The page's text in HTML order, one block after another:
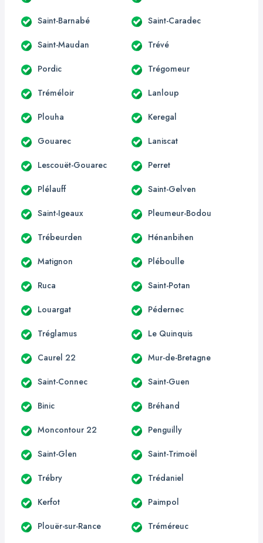
Saint-Barnabé Saint-Caradec
Saint-Maudan Trévé
Pordic Trégomeur
Tréméloir Lanloup
Plouha Keregal
Gouarec Laniscat
Lescouët-Gouarec Perret
Plélauff Saint-Gelven
Saint-Igeaux Pleumeur-Bodou
Trébeurden Hénanbihen
Matignon Pléboulle
Ruca Saint-Potan
Louargat Pédernec
Tréglamus Le Quinquis
Caurel 22 Mur-de-Bretagne
Saint-Connec Saint-Guen
Binic Bréhand
Moncontour 22 Penguilly
Saint-Glen Saint-Trimoël
Trébry Trédaniel
Kerfot Paimpol
Plouër-sur-Rance Tréméreuc